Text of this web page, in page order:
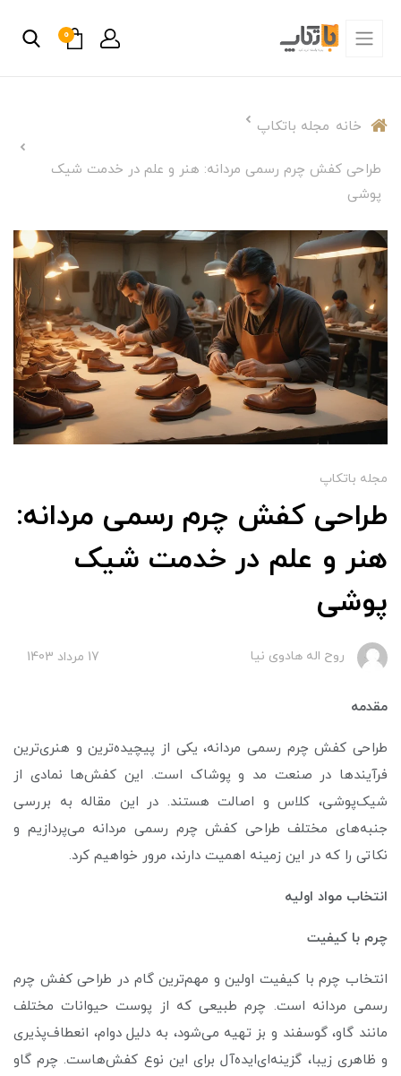
0
خانه مجله باتکاپ
طراحی کفش چرم رسمی مردانه: هنر و علم در خدمت شیک
‌پوشی
مجله باتکاپ
طراحی کفش چرم رسمی مردانه:
هنر و علم در خدمت شیک
‌پوشی
روح اله هادوی نیا 17 مرداد 1403
مقدمه
طراحی کفش چرم رسمی مردانه، یکی از پیچیده‌ترین و هنری‌ترین
فرآیند‌ها در صنعت مد و پوشاک است. این کفش‌ها نمادی از
شیک‌پوشی، کلاس و اصالت هستند. در این مقاله به بررسی
جنبه‌های مختلف طراحی کفش چرم رسمی مردانه می‌پردازیم و
نکاتی را که در این زمینه اهمیت دارند، مرور خواهیم کرد.
انتخاب مواد اولیه
چرم با کیفیت
انتخاب چرم با کیفیت اولین و مهم‌ترین گام در طراحی کفش چرم
رسمی مردانه است. چرم طبیعی که از پوست حیوانات مختلف
مانند گاو، گوسفند و بز تهیه می‌شود، به دلیل دوام، انعطاف‌پذیری
و ظاهری زیبا، گزینه‌ای‌ایده‌آل برای این نوع کفش‌هاست. چرم گاو